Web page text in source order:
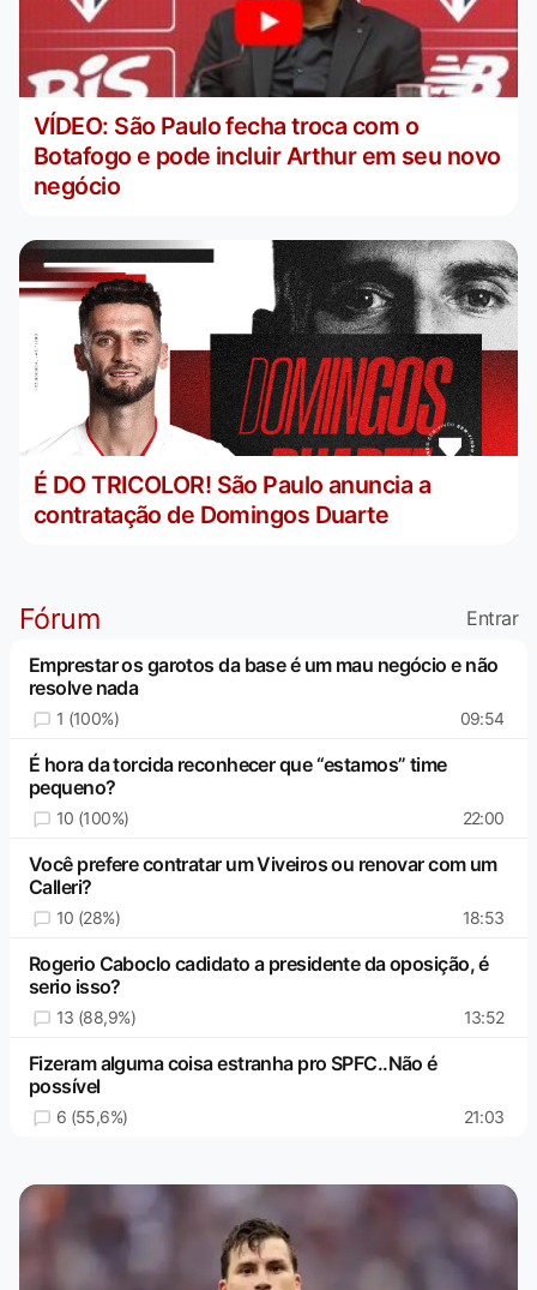
VÍDEO: São Paulo fecha troca com o
Botafogo e pode incluir Arthur em seu novo
negócio
É DO TRICOLOR! São Paulo anuncia a
contratação de Domingos Duarte
Fórum
Entrar
Emprestar os garotos da base é um mau negócio e não
resolve nada
1 (100%) 09:54
É hora da torcida reconhecer que “estamos” time
pequeno?
10 (100%) 22:00
Você prefere contratar um Viveiros ou renovar com um
Calleri?
10 (28%) 18:53
Rogerio Caboclo cadidato a presidente da oposição, é
serio isso?
13 (88,9%) 13:52
Fizeram alguma coisa estranha pro SPFC..Não é
possível
6 (55,6%) 21:03